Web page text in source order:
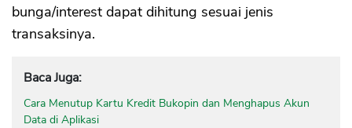
bunga/interest dapat dihitung sesuai jenis
transaksinya.
Baca Juga:
Cara Menutup Kartu Kredit Bukopin dan Menghapus Akun
Data di Aplikasi